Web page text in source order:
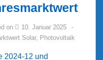
on
10. Januar 2025
Solar, Photovoltaik